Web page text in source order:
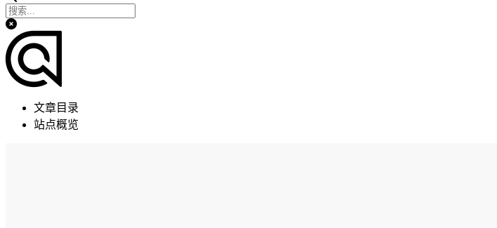
文章目录
站点概览